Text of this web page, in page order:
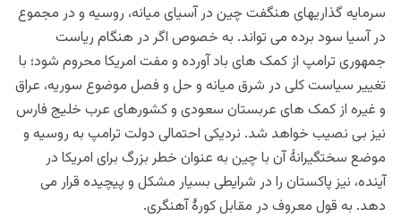
سرمایه گذاریهای هنگفت چین در آسیای میانه، روسیه و در مجموع
در آسیا سود برده می تواند. به خصوص اگر در هنگام ریاست
جمهوری ترامپ از کمک های باد آورده و مفت امریکا محروم شود؛ با
تغییر سیاست کلی در شرق میانه و حل و فصل موضوع سوریه، عراق
و غیره از کمک های عربستان سعودی و کشورهای عرب خلیج فارس
نیز بی نصیب خواهد شد. نردیکی احتمالی دولت ترامپ به روسیه و
موضع سختگیرانۀ آن با چین به عنوان خطر بزرگ برای امریکا در
آینده، نیز پاکستان را در شرایطی بسیار مشکل و پیچیده قرار می
دهد. به قول معروف در مقابل کورۀ آهنگری.